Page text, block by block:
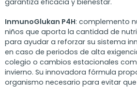
garantiza eficacia y bienestar.
InmunoGlukan P4H: complemento
niños que aporta la cantidad de
para ayudar a reforzar su sistema
en caso de periodos de alta
colegio o cambios estacionales
invierno. Su innovadora fórmula
organismo necesario para evitar